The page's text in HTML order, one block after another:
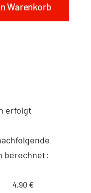
Warenkorb
erfolgt
berechnet:
4,90 €